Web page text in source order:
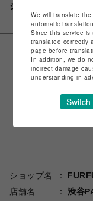
シェアする
ショップ名
店舗名
渋谷
We will translate
automatic
Since this service
translated correctly
page before
In addition, we do
indirect damage
understanding in